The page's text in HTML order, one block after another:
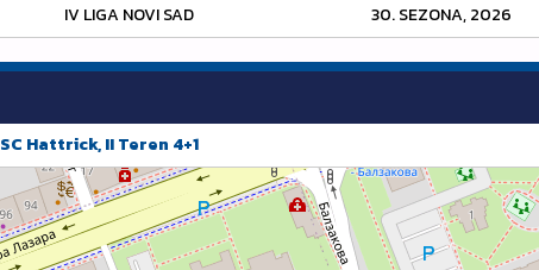
IV LIGA NOVI SAD 30. SEZONA, 2026
SC Hattrick, II Teren 4+1